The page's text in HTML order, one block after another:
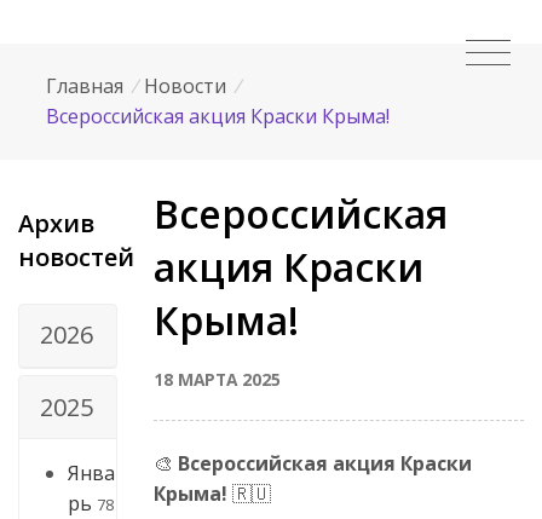
Главная / Новости /
Всероссийская акция Краски Крыма!
Архив
новостей
2026
2025
Янва
рь 78
Всероссийская
акция Краски
Крыма!
18 МАРТА 2025
🎨 Всероссийская акция Краски
Крыма! 🇷🇺